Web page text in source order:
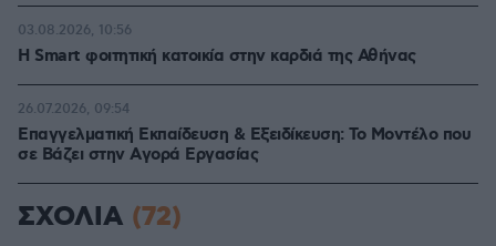
Η Smart φοιτητική κατοικία στην καρδιά της Αθήνας
03.08.2026, 10:56
Επαγγελματική Εκπαίδευση & Εξειδίκευση: Το Mοντέλο που
σε Bάζει στην Aγορά Eργασίας
26.07.2026, 09:54
ΣΧΟΛΙΑ (72)